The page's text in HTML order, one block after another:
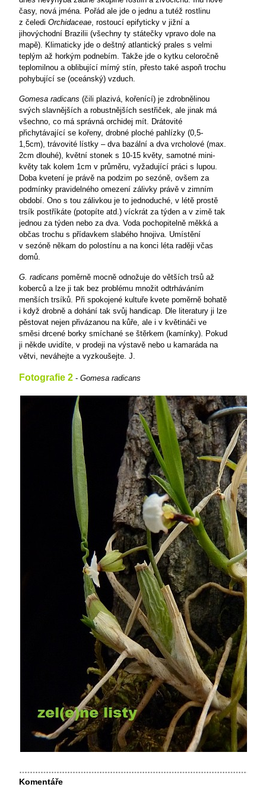
časy, nová jména. Pořád ale jde o jednu a tutéž rostlinu
z čeledi Orchidaceae, rostoucí epifyticky v jižní a
jihovýchodní Brazilii (všechny ty státečky vpravo dole na
mapě). Klimaticky jde o deštný atlantický prales s velmi
teplým až horkým podnebím. Takže jde o kytku celoročně
teplomilnou a oblibující mírný stín, přesto také aspoň trochu
pohybující se (oceánský) vzduch.
Gomesa radicans (čili plazivá, kořenící) je zdrobnělinou
svých slavnějších a robustnějších sestřiček, ale jinak má
všechno, co má správná orchidej mít. Drátovité
přichytávající se kořeny, drobné ploché pahlízky (0,5-
1,5cm), trávovité lístky – dva bazální a dva vrcholové (max.
2cm dlouhé), květní stonek s 10-15 květy, samotné mini-
květy tak kolem 1cm v průměru, vyžadující práci s lupou.
Doba kvetení je právě na podzim po sezóně, ovšem za
podmínky pravidelného omezení zálivky právě v zimním
období. Ono s tou zálivkou je to jednoduché, v létě prostě
trsík postříkáte (potopíte atd.) víckrát za týden a v zimě tak
jednou za týden nebo za dva. Voda pochopitelně měkká a
občas trochu s přídavkem slabého hnojiva. Umístění
v sezóně někam do polostínu a na konci léta raději včas
domů.
G. radicans poměrně mocně odnožuje do větších trsů až
koberců a lze ji tak bez problému množit odtrháváním
menších trsíků. Při spokojené kultuře kvete poměrně bohatě
i když drobně a dohání tak svůj handicap. Dle literatury ji lze
pěstovat nejen přivázanou na kůře, ale i v květináči ve
směsi drcené borky smíchané se štěrkem (kamínky). Pokud
ji někde uvidíte, v prodeji na výstavě nebo u kamaráda na
větvi, neváhejte a vyzkoušejte. J.
Fotografie 2 - Gomesa radicans
Komentáře